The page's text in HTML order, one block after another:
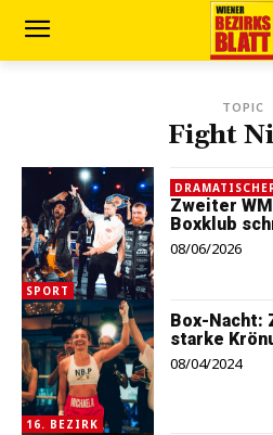
TOPIC
Fight
SPORT
Zweiter
Boxklub
08/06/2026
16. BEZIRK
Box-Nacht:
starke
08/04/2024